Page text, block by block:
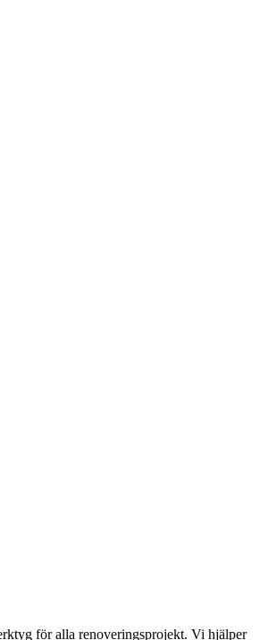
för alla renoveringsprojekt. Vi hjälper